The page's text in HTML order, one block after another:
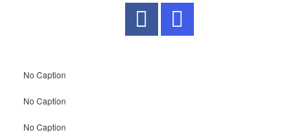
No Caption
No Caption
No Caption